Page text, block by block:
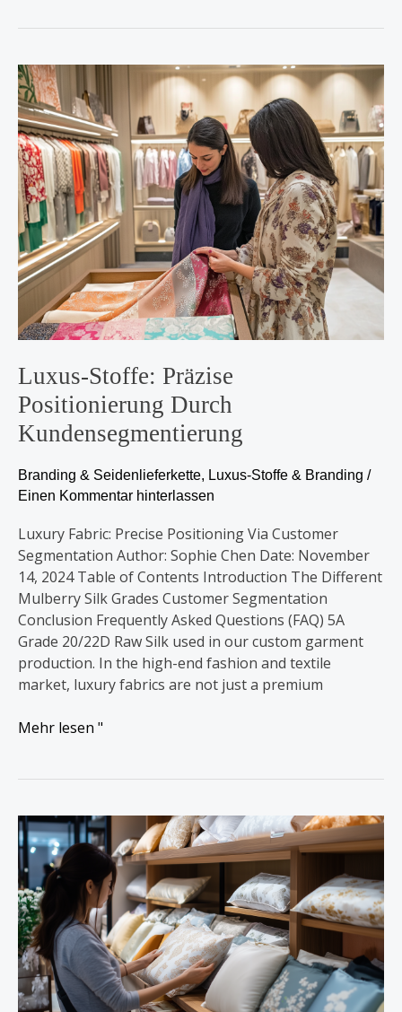
Luxus-Stoffe: Präzise
Positionierung Durch
Kundensegmentierung
Branding & Seidenlieferkette, Luxus-Stoffe & Branding /
Einen Kommentar hinterlassen
Luxury Fabric: Precise Positioning Via Customer
Segmentation Author: Sophie Chen Date: November
14, 2024 Table of Contents Introduction The Different
Mulberry Silk Grades Customer Segmentation
Conclusion Frequently Asked Questions (FAQ) 5A
Grade 20/22D Raw Silk used in our custom garment
production. In the high-end fashion and textile
market, luxury fabrics are not just a premium
Luxus-
Stoffe:
Präzise
Positionierung
durch
Kundensegmentierung
Mehr lesen "
4
Gründe,
warum
luxuriöse
Stoffe
Ihr
Branding
aufwerten